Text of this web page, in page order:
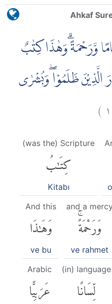
Ahkaf
وَّرَحْمَةً ۗوَهٰذَا كِتٰبٌ
الَّذِيْنَ ظَلَمُوْا ۖوَبُشْرٰى
)
(was the) Scripture
كِتَٰبُ
Kitabı
and a
وَرَحْمَةًۚ
ve rahmet
And this
وَهَٰذَا
ve bu
(in) language
لِّسَانًا
Arabic
عَرَبِيًّا